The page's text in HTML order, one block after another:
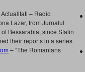
– Radio
Lazar, from Jurnalul
Bessarabia, since Stalin
their reports in a series
– “The Romanians